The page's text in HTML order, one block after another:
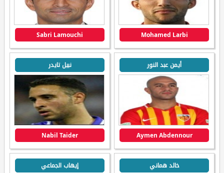
Mohamed Larbi
Sabri Lamouchi
أيمن عبد النور
Aymen Abdennour
نبيل تايدر
Nabil Taider
خالد هماني إيهاب الجماعي